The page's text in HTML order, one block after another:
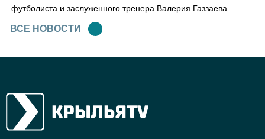
футболиста и заслуженного тренера Валерия Газзаева
ВСЕ НОВОСТИ